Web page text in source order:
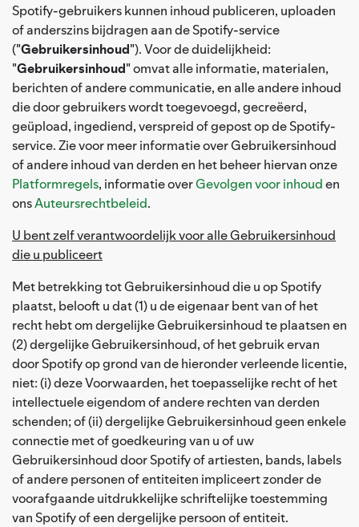
Spotify-gebruikers kunnen inhoud publiceren, uploaden
of anderszins bijdragen aan de Spotify-service
("Gebruikersinhoud"). Voor de duidelijkheid:
"Gebruikersinhoud" omvat alle informatie, materialen,
berichten of andere communicatie, en alle andere inhoud
die door gebruikers wordt toegevoegd, gecreëerd,
geüpload, ingediend, verspreid of gepost op de Spotify-
service. Zie voor meer informatie over Gebruikersinhoud
of andere inhoud van derden en het beheer hiervan onze
Platformregels, informatie overGevolgen voor inhouden
onsAuteursrechtbeleid.
U bent zelf verantwoordelijk voor alle Gebruikersinhoud
die u publiceert
Met betrekking tot Gebruikersinhoud die u op Spotify
plaatst, belooft u dat (1) u de eigenaar bent van of het
recht hebt om dergelijke Gebruikersinhoud te plaatsen en
(2) dergelijke Gebruikersinhoud, of het gebruik ervan
door Spotify op grond van de hieronder verleende licentie,
niet: (i) deze Voorwaarden, het toepasselijke recht of het
intellectuele eigendom of andere rechten van derden
schenden; of (ii) dergelijke Gebruikersinhoud geen enkele
connectie met of goedkeuring van u of uw
Gebruikersinhoud door Spotify of artiesten, bands, labels
of andere personen of entiteiten impliceert zonder de
voorafgaande uitdrukkelijke schriftelijke toestemming
van Spotify of een dergelijke persoon of entiteit.